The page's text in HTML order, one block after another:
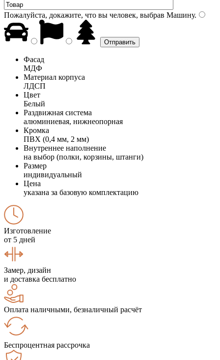
Пожалуйста, докажите, что вы человек, выбрав Машину.
Фасад
МДФ
Материал корпуса
ЛДСП
Цвет
Белый
Раздвижная система
алюминиевая, нижнеопорная
Кромка
ПВХ (0,4 мм, 2 мм)
Внутреннее наполнение
на выбор (полки, корзины, штанги)
Размер
индивидуальный
Цена
указана за базовую комплектацию
Изготовление
от 5 дней
Замер, дизайн
и доставка бесплатно
Оплата наличными, безналичный расчёт
Беспроцентная рассрочка